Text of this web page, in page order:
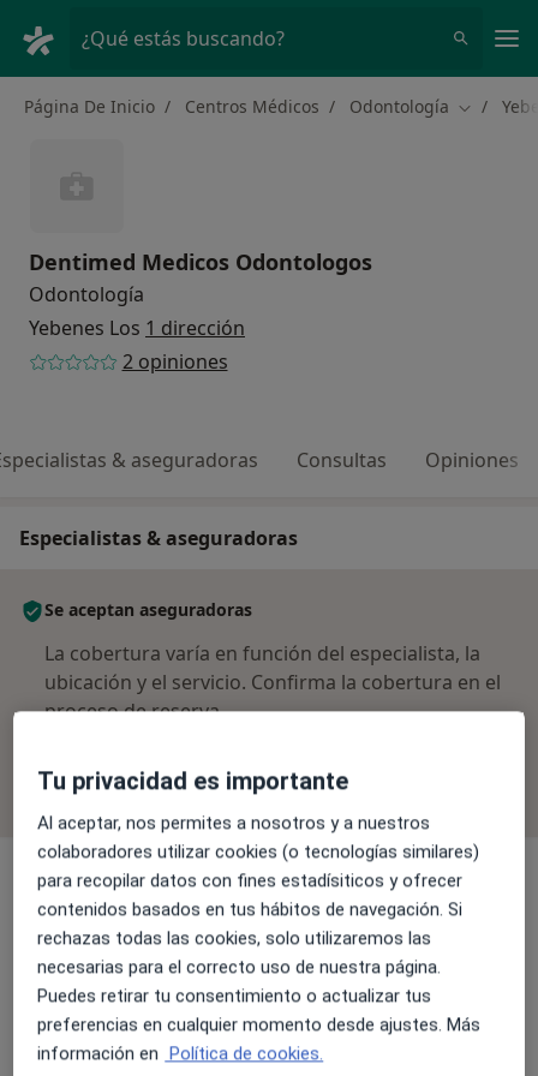
¿Qué estás buscando?
Página De Inicio Centros Médicos Odontología Cambiar
Dentimed Medicos Odontologos
Odontología
Yebenes Los 1 dirección
2 opiniones
& aseguradoras Consultas Opiniones
Especialistas & aseguradoras
Se aceptan aseguradoras
La cobertura varía en función del especialista, la
ubicación y el servicio. Confirma la cobertura en el
proceso de reserva.
Filtrar por aseguradora
Dr. José Antonio Atahonero Salas
Dentista
1 opinión
Dra. Sara Maria Risoto Sanchez
Tu privacidad es importante
Al aceptar, nos permites a nosotros y a nuestros
colaboradores utilizar cookies (o tecnologías similares)
para recopilar datos con fines estadísiticos y ofrecer
contenidos basados en tus hábitos de navegación. Si
rechazas todas las cookies, solo utilizaremos las
necesarias para el correcto uso de nuestra página.
Puedes retirar tu consentimiento o actualizar tus
preferencias en cualquier momento desde ajustes. Más
información en Política de cookies.